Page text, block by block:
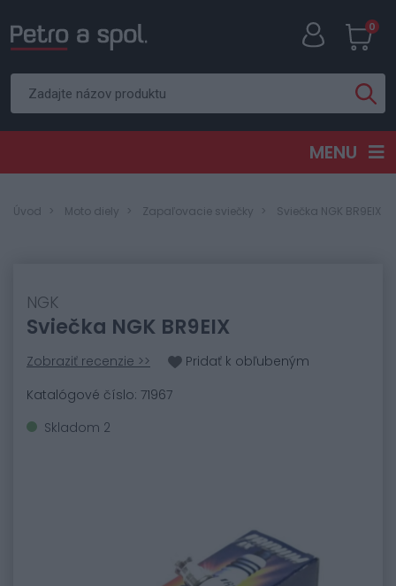
0
MENU
Úvod Moto diely Zapaľovacie sviečky Sviečka NGK BR9EIX
NGK
Sviečka NGK BR9EIX
Zobraziť recenzie >>
Pridať k obľubeným
Katalógové číslo: 71967
Skladom 2